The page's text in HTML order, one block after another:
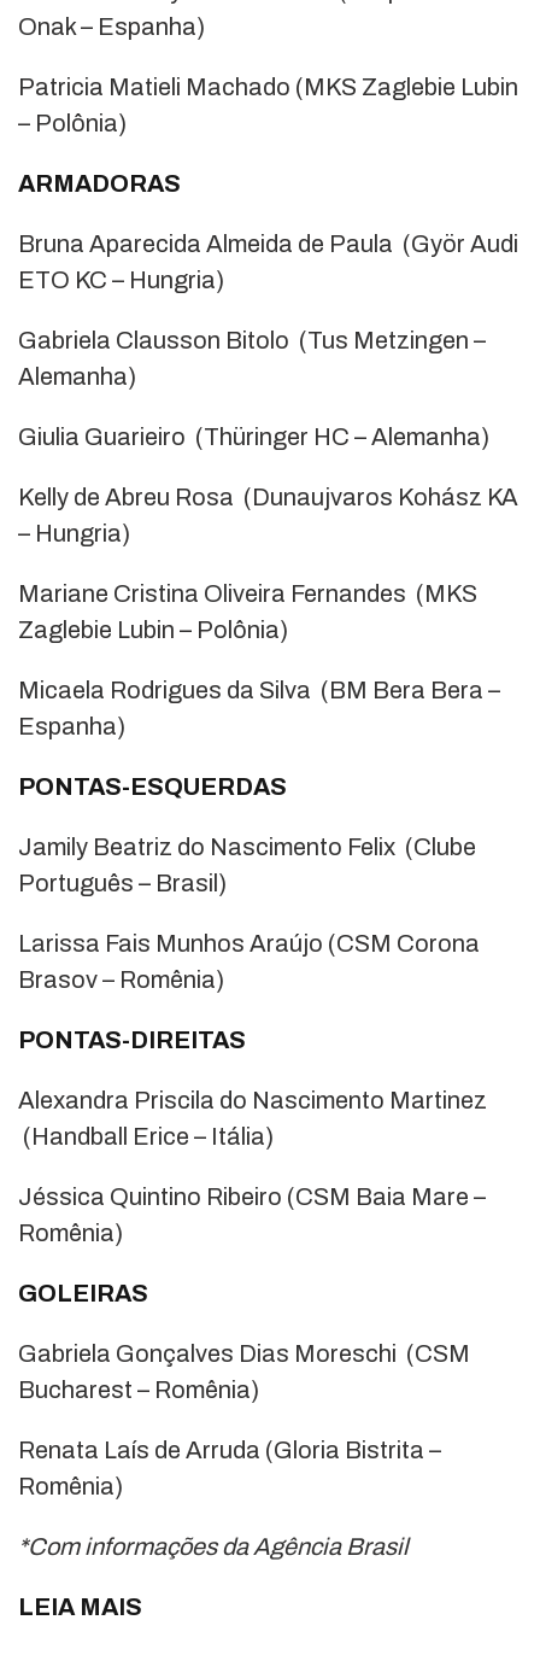
Onak – Espanha)
Patricia Matieli Machado (MKS Zaglebie Lubin
– Polônia)
ARMADORAS
Bruna Aparecida Almeida de Paula (Györ Audi
ETO KC – Hungria)
Gabriela Clausson Bitolo (Tus Metzingen –
Alemanha)
Giulia Guarieiro (Thüringer HC – Alemanha)
Kelly de Abreu Rosa (Dunaujvaros Kohász KA
– Hungria)
Mariane Cristina Oliveira Fernandes (MKS
Zaglebie Lubin – Polônia)
Micaela Rodrigues da Silva (BM Bera Bera –
Espanha)
PONTAS-ESQUERDAS
Jamily Beatriz do Nascimento Felix (Clube
Português – Brasil)
Larissa Fais Munhos Araújo (CSM Corona
Brasov – Romênia)
PONTAS-DIREITAS
Alexandra Priscila do Nascimento Martinez
(Handball Erice – Itália)
Jéssica Quintino Ribeiro (CSM Baia Mare –
Romênia)
GOLEIRAS
Gabriela Gonçalves Dias Moreschi (CSM
Bucharest – Romênia)
Renata Laís de Arruda (Gloria Bistrita –
Romênia)
*Com informações da Agência Brasil
LEIA MAIS